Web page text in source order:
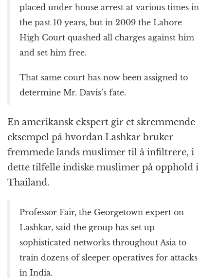
placed under house arrest at various times in
the past 10 years, but in 2009 the Lahore
High Court quashed all charges against him
and set him free.
That same court has now been assigned to
determine Mr. Davis’s fate.
En amerikansk ekspert gir et skremmende
eksempel på hvordan Lashkar bruker
fremmede lands muslimer til å infiltrere, i
dette tilfelle indiske muslimer på opphold i
Thailand.
Professor Fair, the Georgetown expert on
Lashkar, said the group has set up
sophisticated networks throughout Asia to
train dozens of sleeper operatives for attacks
in India.